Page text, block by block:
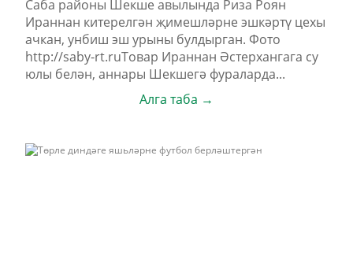
Саба районы Шекше авылында Риза Роян
Ираннан китерелгән җимешләрне эшкәртү цехы
ачкан, унбиш эш урыны булдырган. Фото
http://saby-rt.ruТовар Ираннан Әстерхангага су
юлы белән, аннары Шекшегә фураларда...
Алга таба →